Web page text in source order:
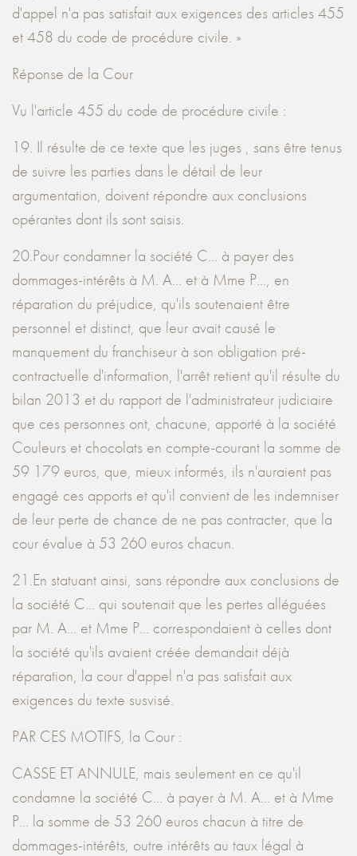
d'appel n'a pas satisfait aux exigences des articles 455
et 458 du code de procédure civile. »
Réponse de la Cour
Vu l'article 455 du code de procédure civile :
19. Il résulte de ce texte que les juges , sans être tenus
de suivre les parties dans le détail de leur
argumentation, doivent répondre aux conclusions
opérantes dont ils sont saisis.
20.Pour condamner la société C... à payer des
dommages-intérêts à M. A... et à Mme P..., en
réparation du préjudice, qu'ils soutenaient être
personnel et distinct, que leur avait causé le
manquement du franchiseur à son obligation pré-
contractuelle d'information, l'arrêt retient qu'il résulte du
bilan 2013 et du rapport de l'administrateur judiciaire
que ces personnes ont, chacune, apporté à la société
Couleurs et chocolats en compte-courant la somme de
59 179 euros, que, mieux informés, ils n'auraient pas
engagé ces apports et qu'il convient de les indemniser
de leur perte de chance de ne pas contracter, que la
cour évalue à 53 260 euros chacun.
21.En statuant ainsi, sans répondre aux conclusions de
la société C... qui soutenait que les pertes alléguées
par M. A... et Mme P... correspondaient à celles dont
la société qu'ils avaient créée demandait déjà
réparation, la cour d'appel n'a pas satisfait aux
exigences du texte susvisé.
PAR CES MOTIFS, la Cour :
CASSE ET ANNULE, mais seulement en ce qu'il
condamne la société C... à payer à M. A... et à Mme
P... la somme de 53 260 euros chacun à titre de
dommages-intérêts, outre intérêts au taux légal à